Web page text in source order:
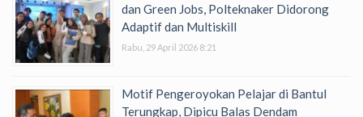
dan Green Jobs, Polteknaker Didorong
Adaptif dan Multiskill
Rabu, 29 April 2026 8:21
Motif Pengeroyokan Pelajar di Bantul
Terungkap, Dipicu Balas Dendam